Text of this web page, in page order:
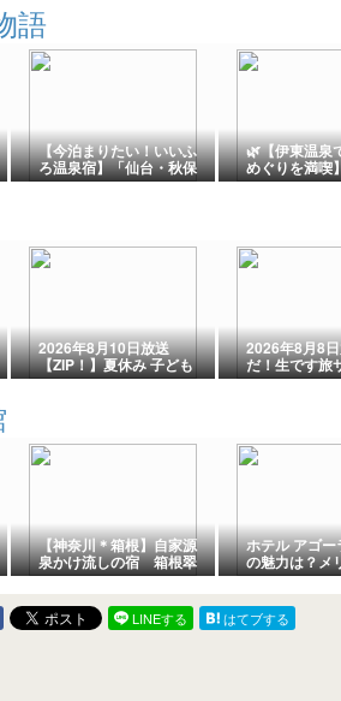
語
【今泊まりたい！いいふ
ろ温泉宿】「仙台・秋保
温泉」400年の歴史を誇
🌿【伊東温泉
めぐりを満喫
泉物語
2026年8月10日放送
【ZIP！】夏休み 子ども
無料サービス続々と
2026年8月8
だ！生です旅
岡・伊豆の旅
【神奈川＊箱根】自家源
泉かけ流しの宿 箱根翠
泉
ホテル アゴ
の魅力は？メ
欠点3つを宿
LINEする
はてブする